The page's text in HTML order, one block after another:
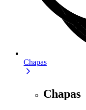
Chapas
Chapas